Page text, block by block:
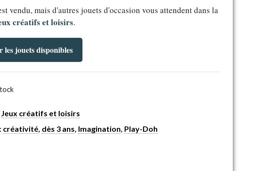
vendu, mais d'autres jouets d'occasion vous attendent dans la
créatifs et loisirs.
les jouets disponibles
Jeux créatifs et loisirs
créativité, dès 3 ans, Imagination, Play-Doh